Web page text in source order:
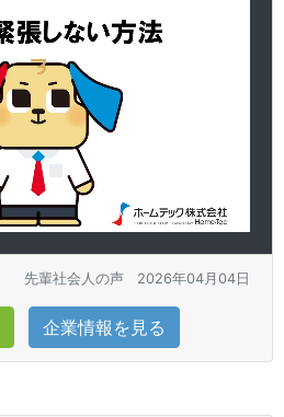
先輩社会人の声 2026年04月04日
企業情報を見る